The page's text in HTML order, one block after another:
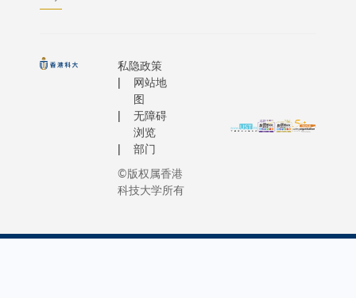
私隐政策
网站地
图
无障碍
浏览
部门
©版权属香港
科技大学所有